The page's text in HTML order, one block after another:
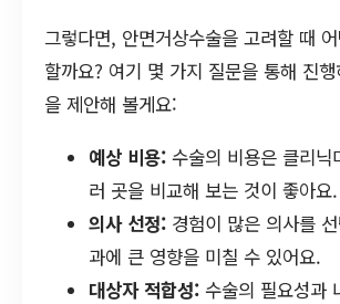
그렇다면, 안면거상수술을 고려할 때
할까요? 여기 몇 가지 질문을 통해 진
을 제안해 볼게요:
예상 비용: 수술의 비용은 클리닉
러 곳을 비교해 보는 것이 좋아요.
의사 선정: 경험이 많은 의사를
과에 큰 영향을 미칠 수 있어요.
대상자 적합성: 수술의 필요성과